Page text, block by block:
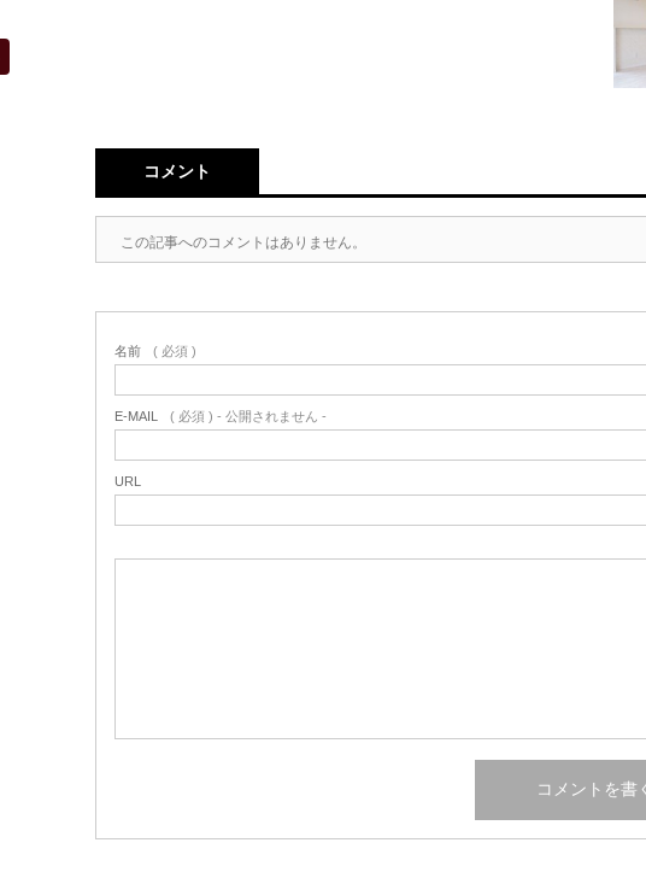
コメント
この記事へのコメントはありません。
名前 ( 必須 )
E-MAIL ( 必須 ) - 公開されません -
URL